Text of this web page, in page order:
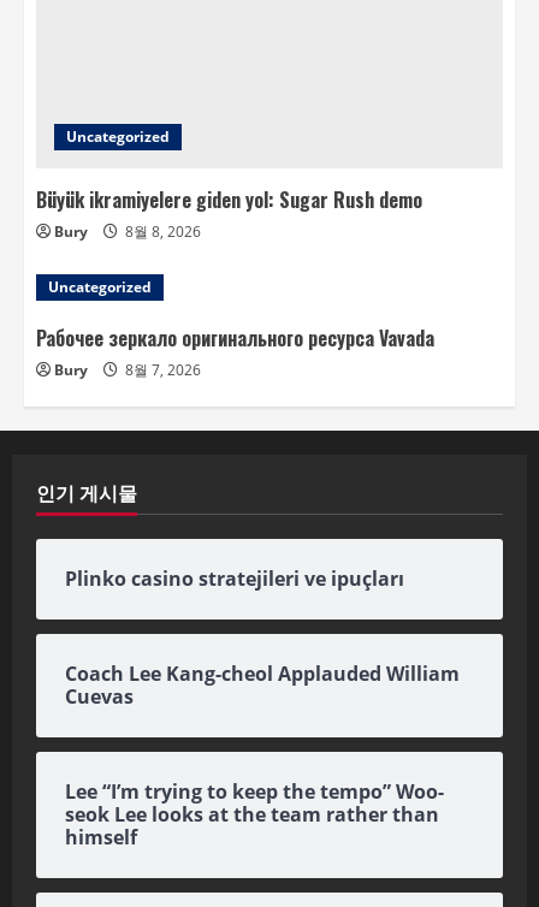
Uncategorized
Büyük ikramiyelere giden yol: Sugar Rush demo
Bury 8월 8, 2026
Uncategorized
Рабочее зеркало оригинального ресурса Vavada
Bury 8월 7, 2026
인기 게시물
Plinko casino stratejileri ve ipuçları
Coach Lee Kang-cheol Applauded William
Cuevas
Lee “I’m trying to keep the tempo” Woo-
seok Lee looks at the team rather than
himself